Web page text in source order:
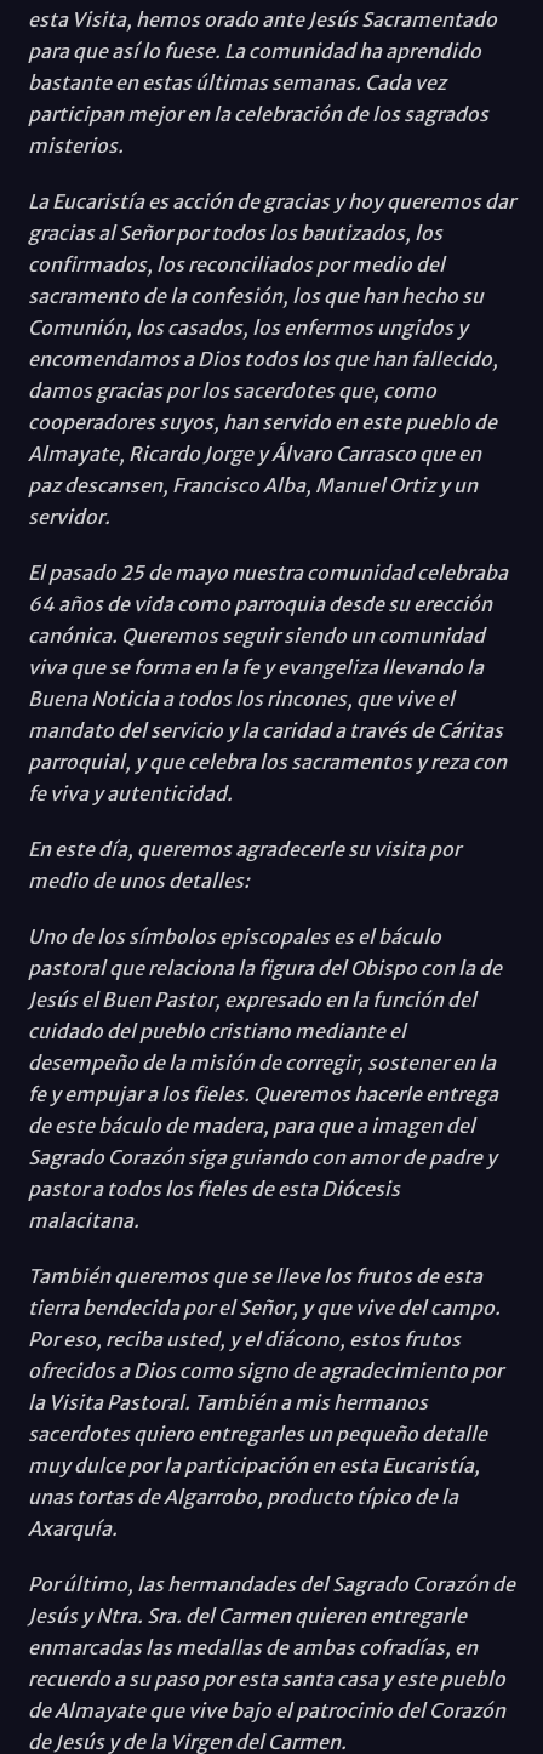
esta Visita, hemos orado ante Jesús Sacramentado
para que así lo fuese. La comunidad ha aprendido
bastante en estas últimas semanas. Cada vez
participan mejor en la celebración de los sagrados
misterios.
La Eucaristía es acción de gracias y hoy queremos dar
gracias al Señor por todos los bautizados, los
confirmados, los reconciliados por medio del
sacramento de la confesión, los que han hecho su
Comunión, los casados, los enfermos ungidos y
encomendamos a Dios todos los que han fallecido,
damos gracias por los sacerdotes que, como
cooperadores suyos, han servido en este pueblo de
Almayate, Ricardo Jorge y Álvaro Carrasco que en
paz descansen, Francisco Alba, Manuel Ortiz y un
servidor.
El pasado 25 de mayo nuestra comunidad celebraba
64 años de vida como parroquia desde su erección
canónica. Queremos seguir siendo un comunidad
viva que se forma en la fe y evangeliza llevando la
Buena Noticia a todos los rincones, que vive el
mandato del servicio y la caridad a través de Cáritas
parroquial, y que celebra los sacramentos y reza con
fe viva y autenticidad.
En este día, queremos agradecerle su visita por
medio de unos detalles:
Uno de los símbolos episcopales es el báculo
pastoral que relaciona la figura del Obispo con la de
Jesús el Buen Pastor, expresado en la función del
cuidado del pueblo cristiano mediante el
desempeño de la misión de corregir, sostener en la
fe y empujar a los fieles. Queremos hacerle entrega
de este báculo de madera, para que a imagen del
Sagrado Corazón siga guiando con amor de padre y
pastor a todos los fieles de esta Diócesis
malacitana.
También queremos que se lleve los frutos de esta
tierra bendecida por el Señor, y que vive del campo.
Por eso, reciba usted, y el diácono, estos frutos
ofrecidos a Dios como signo de agradecimiento por
la Visita Pastoral. También a mis hermanos
sacerdotes quiero entregarles un pequeño detalle
muy dulce por la participación en esta Eucaristía,
unas tortas de Algarrobo, producto típico de la
Axarquía.
Por último, las hermandades del Sagrado Corazón de
Jesús y Ntra. Sra. del Carmen quieren entregarle
enmarcadas las medallas de ambas cofradías, en
recuerdo a su paso por esta santa casa y este pueblo
de Almayate que vive bajo el patrocinio del Corazón
de Jesús y de la Virgen del Carmen.